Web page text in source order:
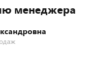
менеджера